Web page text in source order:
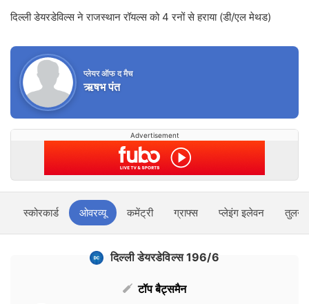
दिल्ली डेयरडेविल्स ने राजस्थान रॉयल्स को 4 रनों से हराया (डी/एल मेथड)
प्लेयर ऑफ द मैच
ऋषभ पंत
Advertisement
स्कोरकार्ड ओवरव्यू कमेंट्री ग्राफ्स प्लेइंग इलेवन तुलना
दिल्ली डेयरडेविल्स 196/6
टॉप बैट्समैन